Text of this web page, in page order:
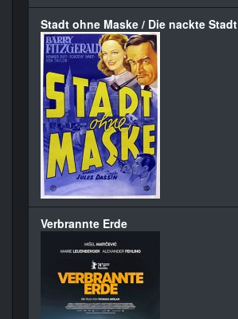
Stadt ohne Maske / Die nackte Stadt
Verbrannte Erde